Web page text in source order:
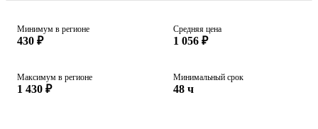
Минимум в регионе
430 ₽
Средняя цена
1 056 ₽
Максимум в регионе
1 430 ₽
Минимальный срок
48 ч